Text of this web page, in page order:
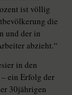
ist völlig
die
und der in
abzieht.“
in den
– ein Erfolg der
30jährigen